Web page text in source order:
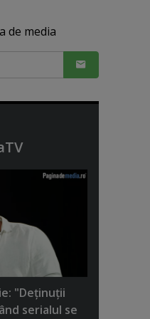
de media
"Deţinuţii
serialul se